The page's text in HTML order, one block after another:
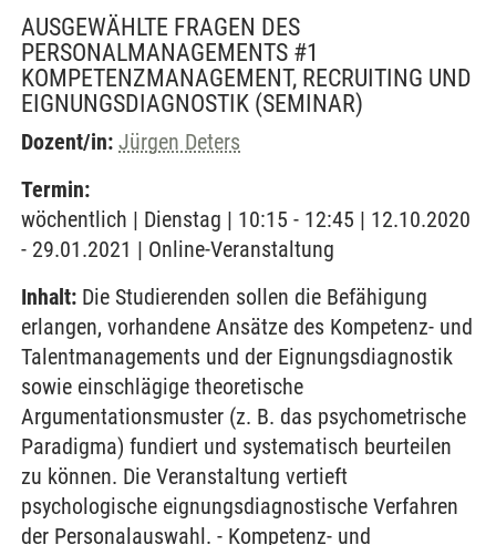
AUSGEWÄHLTE FRAGEN DES
PERSONALMANAGEMENTS #1
KOMPETENZMANAGEMENT, RECRUITING UND
EIGNUNGSDIAGNOSTIK (SEMINAR)
Dozent/in: Jürgen Deters
Termin:
wöchentlich | Dienstag | 10:15 - 12:45 | 12.10.2020
- 29.01.2021 | Online-Veranstaltung
Inhalt: Die Studierenden sollen die Befähigung
erlangen, vorhandene Ansätze des Kompetenz- und
Talentmanagements und der Eignungsdiagnostik
sowie einschlägige theoretische
Argumentationsmuster (z. B. das psychometrische
Paradigma) fundiert und systematisch beurteilen
zu können. Die Veranstaltung vertieft
psychologische eignungsdiagnostische Verfahren
der Personalauswahl. - Kompetenz- und